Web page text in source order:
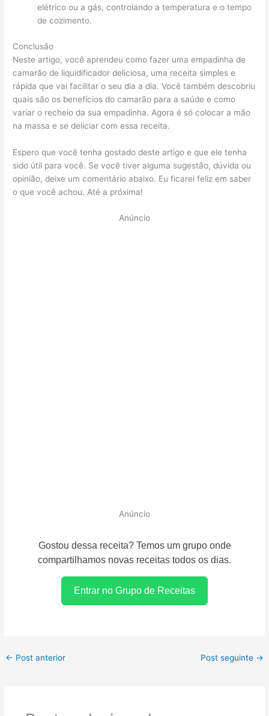
elétrico ou a gás, controlando a temperatura e o tempo
de cozimento.
Conclusão
Neste artigo, você aprendeu como fazer uma empadinha de
camarão de liquidificador deliciosa, uma receita simples e
rápida que vai facilitar o seu dia a dia. Você também descobriu
quais são os benefícios do camarão para a saúde e como
variar o recheio da sua empadinha. Agora é só colocar a mão
na massa e se deliciar com essa receita.
Espero que você tenha gostado deste artigo e que ele tenha
sido útil para você. Se você tiver alguma sugestão, dúvida ou
opinião, deixe um comentário abaixo. Eu ficarei feliz em saber
o que você achou. Até a próxima!
Anúncio
Anúncio
Gostou dessa receita? Temos um grupo onde
compartilhamos novas receitas todos os dias.
Entrar no Grupo de Receitas
← Post anterior Post seguinte →